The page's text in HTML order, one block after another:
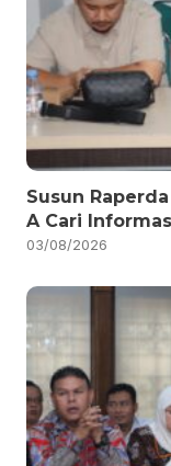
Susun
A Cari
03/08/2026